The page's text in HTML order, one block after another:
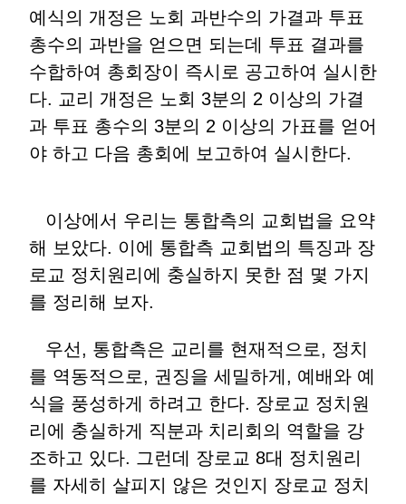
예식의 개정은 노회 과반수의 가결과 투표
총수의 과반을 얻으면 되는데 투표 결과를
수합하여 총회장이 즉시로 공고하여 실시한
다. 교리 개정은 노회 3분의 2 이상의 가결
과 투표 총수의 3분의 2 이상의 가표를 얻어
야 하고 다음 총회에 보고하여 실시한다.
이상에서 우리는 통합측의 교회법을 요약
해 보았다. 이에 통합측 교회법의 특징과 장
로교 정치원리에 충실하지 못한 점 몇 가지
를 정리해 보자.
우선, 통합측은 교리를 현재적으로, 정치
를 역동적으로, 권징을 세밀하게, 예배와 예
식을 풍성하게 하려고 한다. 장로교 정치원
리에 충실하게 직분과 치리회의 역할을 강
조하고 있다. 그런데 장로교 8대 정치원리
를 자세히 살피지 않은 것인지 장로교 정치